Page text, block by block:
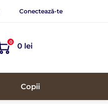
Conectează-te
0 0 lei
Copii